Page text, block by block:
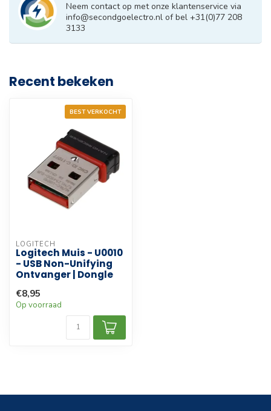
Neem contact op met onze klantenservice via
info@secondgoelectro.nl of bel +31(0)77 208
3133
Recent bekeken
BEST VERKOCHT
LOGITECH
Logitech Muis - U0010
- USB Non-Unifying
Ontvanger | Dongle
€8,95
Op voorraad